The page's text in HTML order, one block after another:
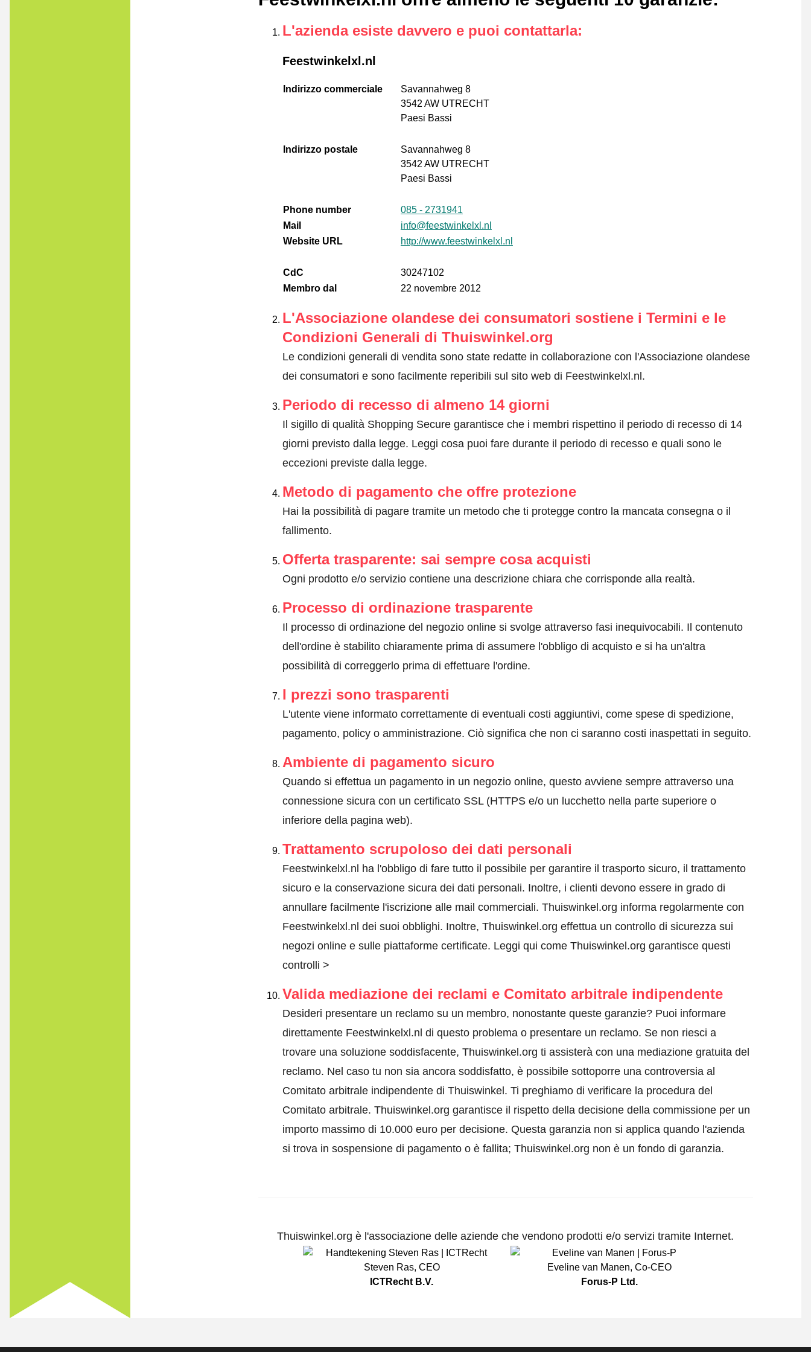
L'azienda esiste davvero e puoi contattarla:
Feestwinkelxl.nl
Indirizzo commerciale
Savannahweg 8
3542 AW UTRECHT
Paesi Bassi
Indirizzo postale
Savannahweg 8
3542 AW UTRECHT
Paesi Bassi
Phone number
085 - 2731941
Mail
info@feestwinkelxl.nl
Website URL
http://www.feestwinkelxl.nl
CdC
30247102
Membro dal
22 novembre 2012
L'Associazione olandese dei consumatori sostiene i Termini e le
Condizioni Generali di Thuiswinkel.org
Le condizioni generali di vendita sono state redatte in collaborazione con l'Associazione olandese
dei consumatori e sono facilmente reperibili sul sito web di Feestwinkelxl.nl.
Periodo di recesso di almeno 14 giorni
Il sigillo di qualità Shopping Secure garantisce che i membri rispettino il periodo di recesso di 14
giorni previsto dalla legge. Leggi cosa puoi fare durante il periodo di recesso e quali sono le
eccezioni previste dalla legge.
Metodo di pagamento che offre protezione
Hai la possibilità di pagare tramite un metodo che ti protegge contro la mancata consegna o il
fallimento.
Offerta trasparente: sai sempre cosa acquisti
Ogni prodotto e/o servizio contiene una descrizione chiara che corrisponde alla realtà.
Processo di ordinazione trasparente
Il processo di ordinazione del negozio online si svolge attraverso fasi inequivocabili. Il contenuto
dell'ordine è stabilito chiaramente prima di assumere l'obbligo di acquisto e si ha un'altra
possibilità di correggerlo prima di effettuare l'ordine.
I prezzi sono trasparenti
L'utente viene informato correttamente di eventuali costi aggiuntivi, come spese di spedizione,
pagamento, policy o amministrazione. Ciò significa che non ci saranno costi inaspettati in seguito.
Ambiente di pagamento sicuro
Quando si effettua un pagamento in un negozio online, questo avviene sempre attraverso una
connessione sicura con un certificato SSL (HTTPS e/o un lucchetto nella parte superiore o
inferiore della pagina web).
Trattamento scrupoloso dei dati personali
Feestwinkelxl.nl ha l'obbligo di fare tutto il possibile per garantire il trasporto sicuro, il trattamento
sicuro e la conservazione sicura dei dati personali. Inoltre, i clienti devono essere in grado di
annullare facilmente l'iscrizione alle mail commerciali. Thuiswinkel.org informa regolarmente con
Feestwinkelxl.nl dei suoi obblighi. Inoltre, Thuiswinkel.org effettua un controllo di sicurezza sui
negozi online e sulle piattaforme certificate. Leggi qui come Thuiswinkel.org garantisce questi
controlli >
Valida mediazione dei reclami e Comitato arbitrale indipendente
Desideri presentare un reclamo su un membro, nonostante queste garanzie? Puoi informare
direttamente Feestwinkelxl.nl di questo problema o presentare un reclamo. Se non riesci a
trovare una soluzione soddisfacente, Thuiswinkel.org ti assisterà con una mediazione gratuita del
reclamo. Nel caso tu non sia ancora soddisfatto, è possibile sottoporre una controversia al
Comitato arbitrale indipendente di Thuiswinkel. Ti preghiamo di verificare la procedura del
Comitato arbitrale. Thuiswinkel.org garantisce il rispetto della decisione della commissione per un
importo massimo di 10.000 euro per decisione. Questa garanzia non si applica quando l'azienda
si trova in sospensione di pagamento o è fallita; Thuiswinkel.org non è un fondo di garanzia.
Thuiswinkel.org è l'associazione delle aziende che vendono prodotti e/o servizi tramite Internet.
Steven Ras, CEO
ICTRecht B.V.
Eveline van Manen, Co-CEO
Forus-P Ltd.